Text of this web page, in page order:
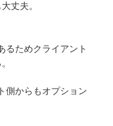
丈夫。
るためクライアント
側からもオプション